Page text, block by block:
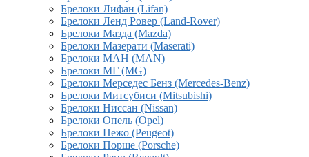
Брелоки Лифан (Lifan)
Брелоки Ленд Ровер (Land-Rover)
Брелоки Мазда (Mazda)
Брелоки Мазерати (Maserati)
Брелоки МАН (MAN)
Брелоки МГ (MG)
Брелоки Мерседес Бенз (Mercedes-Benz)
Брелоки Митсубиси (Mitsubishi)
Брелоки Ниссан (Nissan)
Брелоки Опель (Opel)
Брелоки Пежо (Peugeot)
Брелоки Порше (Porsche)